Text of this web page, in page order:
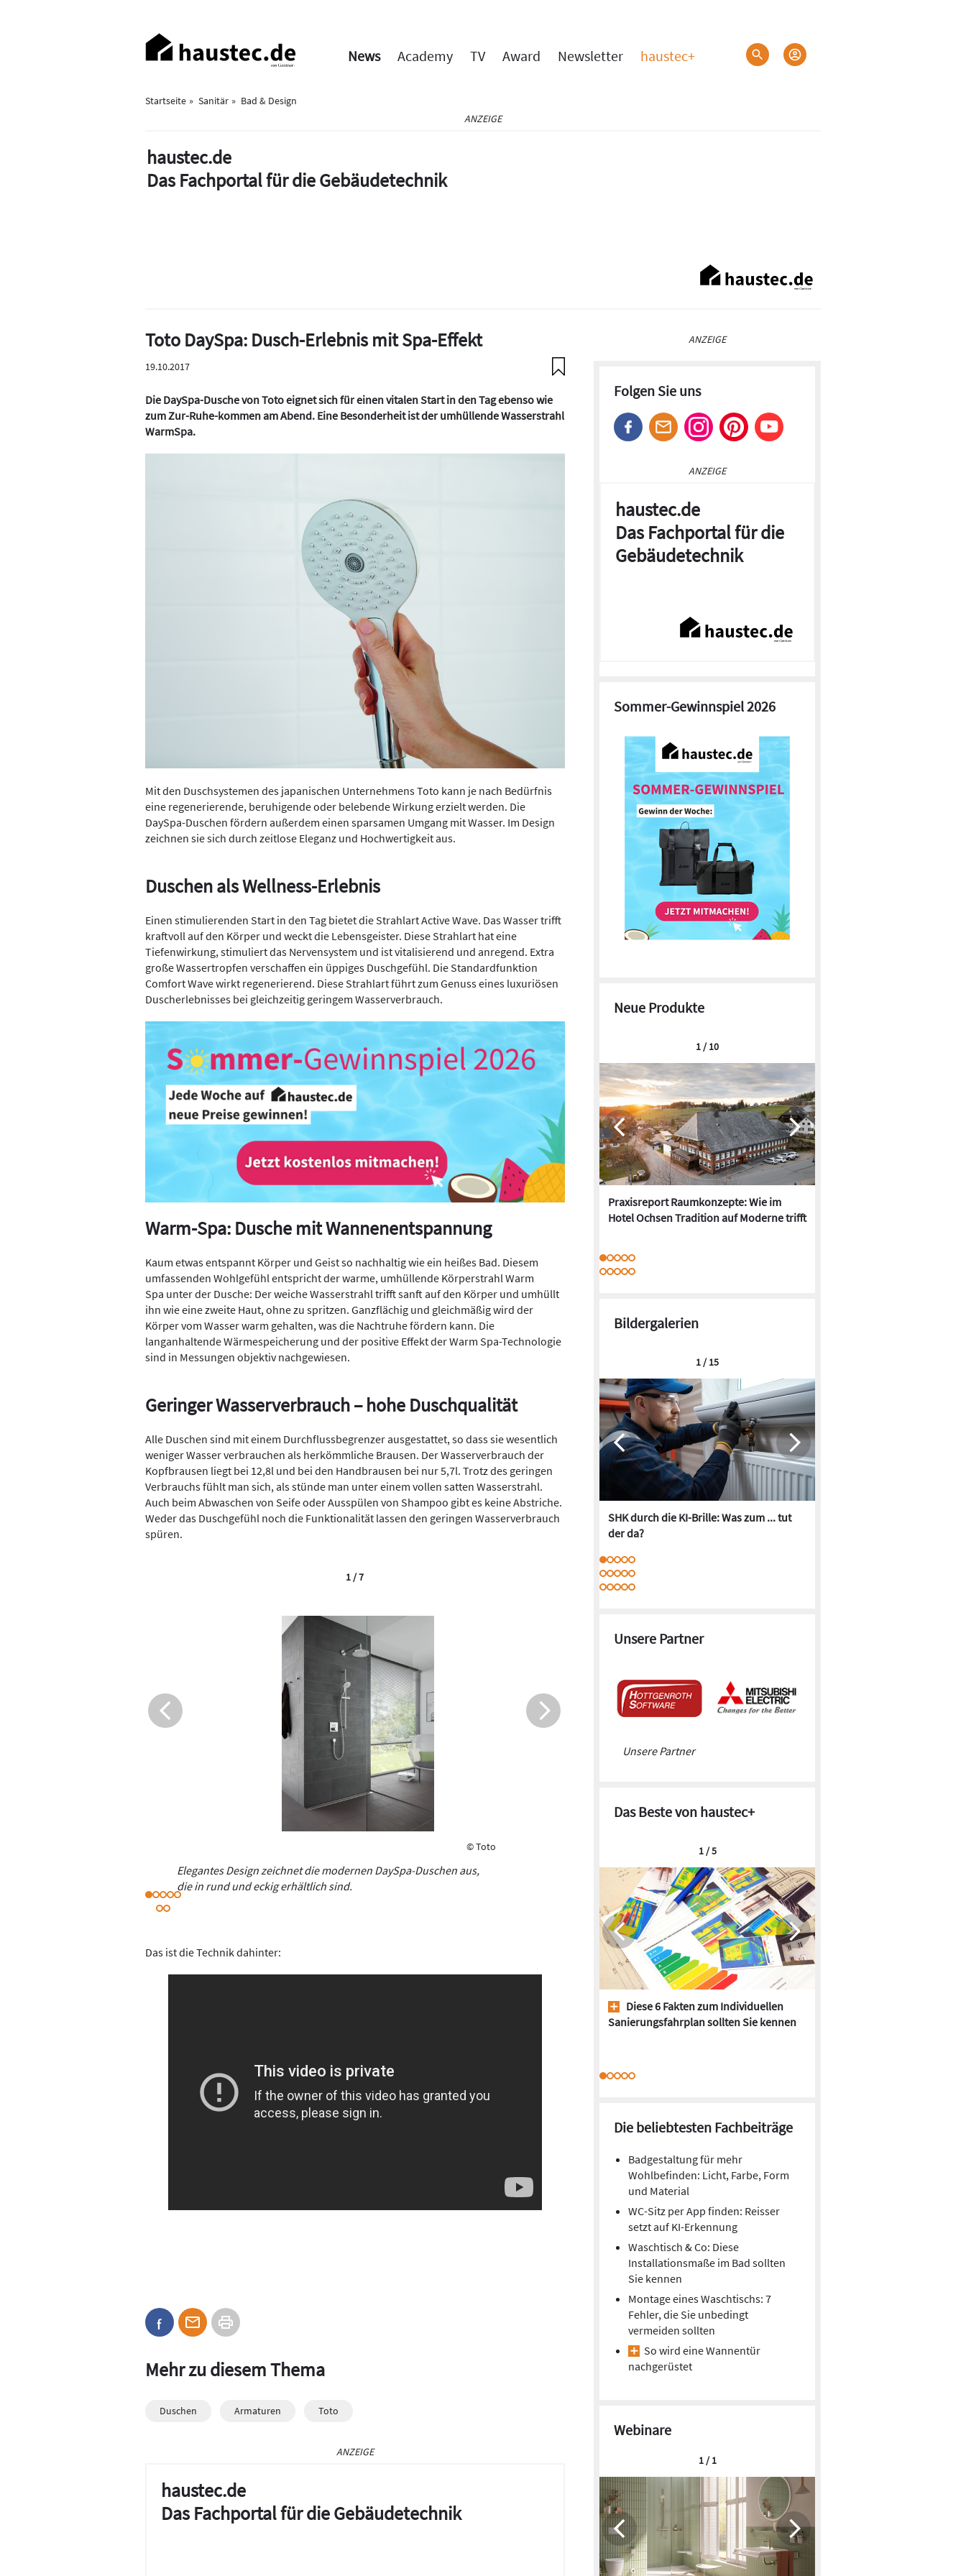
Haupt-
Navigation
News Academy TV Award Newsletter haustec+
Startseite Sanitär
Bad & Design
ANZEIGE
haustec.de
Das Fachportal für die Gebäudetechnik
Toto DaySpa: Dusch-Erlebnis mit Spa-Effekt
19.10.2017
Die DaySpa-Dusche von Toto eignet sich für einen vitalen Start in den Tag ebenso wie
zum Zur-Ruhe-kommen am Abend. Eine Besonderheit ist der umhüllende Wasserstrahl
WarmSpa.
Mit den Duschsystemen des japanischen Unternehmens Toto kann je nach Bedürfnis
eine regenerierende, beruhigende oder belebende Wirkung erzielt werden. Die
DaySpa-Duschen fördern außerdem einen sparsamen Umgang mit Wasser. Im Design
zeichnen sie sich durch zeitlose Eleganz und Hochwertigkeit aus.
Duschen als Wellness-Erlebnis
Einen stimulierenden Start in den Tag bietet die Strahlart Active Wave. Das Wasser trifft
kraftvoll auf den Körper und weckt die Lebensgeister. Diese Strahlart hat eine
Tiefenwirkung, stimuliert das Nervensystem und ist vitalisierend und anregend. Extra
große Wassertropfen verschaffen ein üppiges Duschgefühl. Die Standardfunktion
Comfort Wave wirkt regenerierend. Diese Strahlart führt zum Genuss eines luxuriösen
Duscherlebnisses bei gleichzeitig geringem Wasserverbrauch.
Warm-Spa: Dusche mit Wannenentspannung
Kaum etwas entspannt Körper und Geist so nachhaltig wie ein heißes Bad. Diesem
umfassenden Wohlgefühl entspricht der warme, umhüllende Körperstrahl Warm
Spa unter der Dusche: Der weiche Wasserstrahl trifft sanft auf den Körper und umhüllt
ihn wie eine zweite Haut, ohne zu spritzen. Ganzflächig und gleichmäßig wird der
Körper vom Wasser warm gehalten, was die Nachtruhe fördern kann. Die
langanhaltende Wärmespeicherung und der positive Effekt der Warm Spa-Technologie
sind in Messungen objektiv nachgewiesen.
Geringer Wasserverbrauch – hohe Duschqualität
Alle Duschen sind mit einem Durchflussbegrenzer ausgestattet, so dass sie wesentlich
weniger Wasser verbrauchen als herkömmliche Brausen. Der Wasserverbrauch der
Kopfbrausen liegt bei 12,8l und bei den Handbrausen bei nur 5,7l. Trotz des geringen
Verbrauchs fühlt man sich, als stünde man unter einem vollen satten Wasserstrahl.
Auch beim Abwaschen von Seife oder Ausspülen von Shampoo gibt es keine Abstriche.
Weder das Duschgefühl noch die Funktionalität lassen den geringen Wasserverbrauch
spüren.
© Toto
Elegantes Design zeichnet die modernen DaySpa-Duschen aus,
die in rund und eckig erhältlich sind.
eine oder zwei Strahlarten.
1 / 7
Das ist die Technik dahinter:
Mehr zu diesem Thema
Duschen Armaturen Toto
ANZEIGE
haustec.de
Das Fachportal für die Gebäudetechnik
ANZEIGE
Folgen Sie uns
ANZEIGE
haustec.de
Das Fachportal für die
Gebäudetechnik
Sommer-Gewinnspiel 2026
Neue Produkte
Praxisreport Raumkonzepte: Wie im
Hotel Ochsen Tradition auf Moderne trifft
1 / 10
Bildergalerien
SHK durch die KI-Brille: Was zum ... tut
der da?
1 / 15
Unsere Partner
Unsere Partner
Das Beste von haustec+
Diese 6 Fakten zum Individuellen
Sanierungsfahrplan sollten Sie kennen
1 / 5
Die beliebtesten Fachbeiträge
Badgestaltung für mehr
Wohlbefinden: Licht, Farbe, Form
und Material
WC-Sitz per App finden: Reisser
setzt auf KI-Erkennung
Waschtisch & Co: Diese
Installationsmaße im Bad sollten
Sie kennen
Montage eines Waschtischs: 7
Fehler, die Sie unbedingt
vermeiden sollten
So wird eine Wannentür
nachgerüstet
Webinare
1 / 1